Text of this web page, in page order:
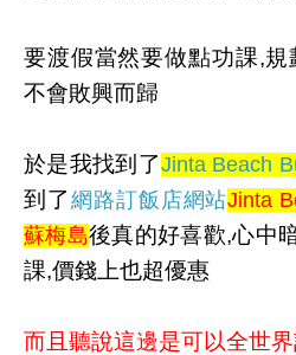
要渡假當然要做點功課,
不會敗興而歸
於是我找到了Jinta Beach
到了 網路訂飯店網站Jinta
蘇梅島後真的好喜歡,心中
課,價錢上也超優惠
而且聽說這邊是可以全世